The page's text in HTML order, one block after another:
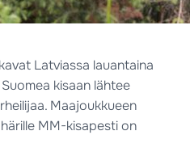
Latviassa lauantaina
kisaan lähtee
Maajoukkueen
MM-kisapesti on